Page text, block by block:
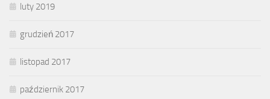
luty 2019
grudzień 2017
listopad 2017
październik 2017